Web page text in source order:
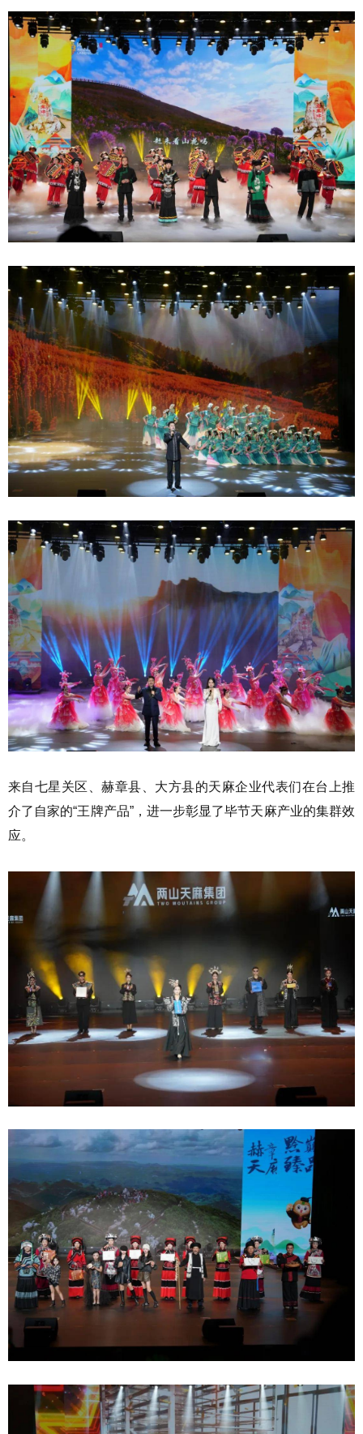
来自七星关区、赫章县、大方县的天麻企业代表们在台上推
介了自家的“王牌产品”，进一步彰显了毕节天麻产业的集群效
应。